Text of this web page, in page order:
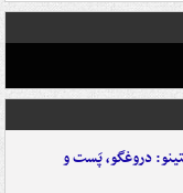
دروغگو، پَست‌ و